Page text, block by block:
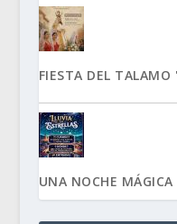
FIESTA DEL
UNA NOCHE MÁGICA